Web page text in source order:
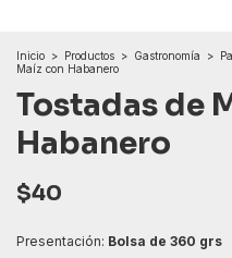
Inicio > Productos > Gastronomía >
Maíz con Habanero
Tostadas de
Habanero
$40
Presentación: Bolsa de 360 grs